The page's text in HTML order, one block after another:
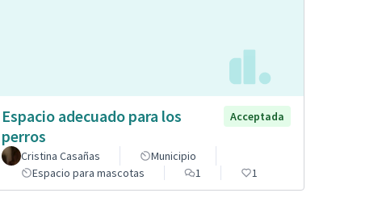
Espacio adecuado para los
perros
Acceptada
Cristina Casañas
Municipio
Espacio para mascotas
1 1